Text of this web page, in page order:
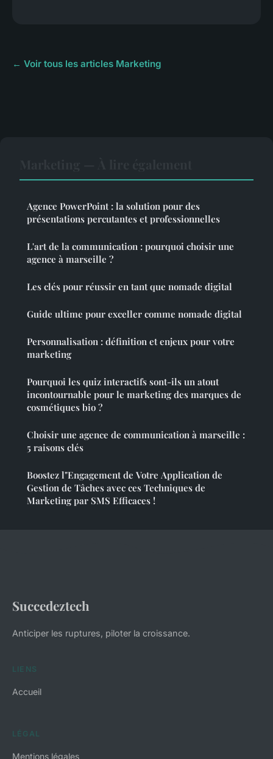
← Voir tous les articles Marketing
Agence PowerPoint : la solution pour des
présentations percutantes et professionnelles
L'art de la communication : pourquoi choisir une
agence à marseille ?
Les clés pour réussir en tant que nomade digital
Guide ultime pour exceller comme nomade digital
Personnalisation : définition et enjeux pour votre
marketing
Pourquoi les quiz interactifs sont-ils un atout
incontournable pour le marketing des marques de
cosmétiques bio ?
Choisir une agence de communication à marseille :
5 raisons clés
Boostez l"Engagement de Votre Application de
Gestion de Tâches avec ces Techniques de
Marketing par SMS Efficaces !
Succedeztech
Anticiper les ruptures, piloter la croissance.
LIENS
Accueil
LÉGAL
Mentions légales